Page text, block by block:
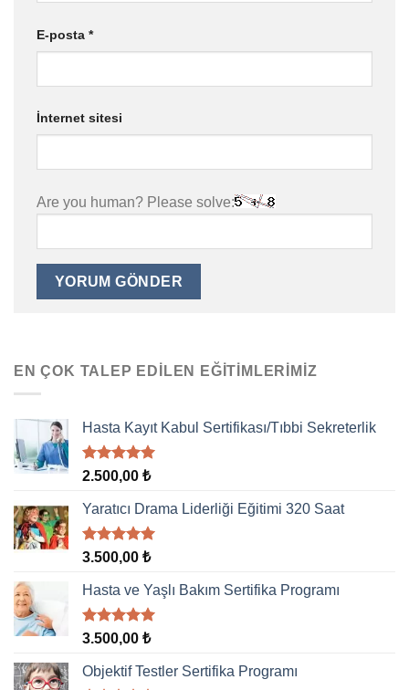
E-posta *
İnternet sitesi
Are you human? Please solve:
EN ÇOK TALEP EDILEN EĞITIMLERIMIZ
Hasta Kayıt Kabul Sertifikası/Tıbbi Sekreterlik
5 üzerinden
aldı
2.500,00 ₺
Yaratıcı Drama Liderliği Eğitimi 320 Saat
5 üzerinden
aldı
3.500,00 ₺
Hasta ve Yaşlı Bakım Sertifika Programı
5 üzerinden
aldı
3.500,00 ₺
Objektif Testler Sertifika Programı